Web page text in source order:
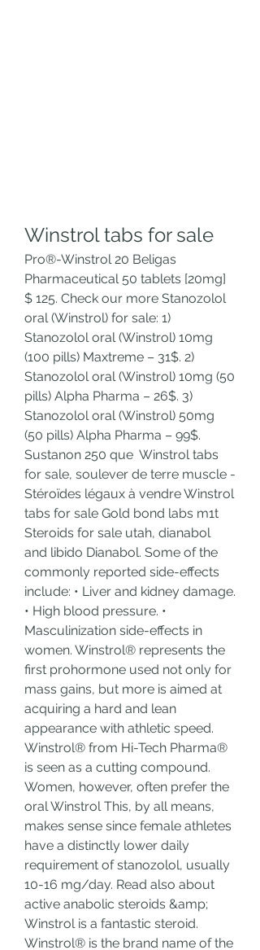
Winstrol tabs for sale
Pro®-Winstrol 20 Beligas
Pharmaceutical 50 tablets [20mg]
$ 125. Check our more Stanozolol
oral (Winstrol) for sale: 1)
Stanozolol oral (Winstrol) 10mg
(100 pills) Maxtreme – 31$. 2)
Stanozolol oral (Winstrol) 10mg (50
pills) Alpha Pharma – 26$. 3)
Stanozolol oral (Winstrol) 50mg
(50 pills) Alpha Pharma – 99$.
Sustanon 250 que  Winstrol tabs
for sale, soulever de terre muscle -
Stéroïdes légaux à vendre Winstrol
tabs for sale Gold bond labs m1t
Steroids for sale utah, dianabol
and libido Dianabol. Some of the
commonly reported side-effects
include: • Liver and kidney damage.
• High blood pressure. •
Masculinization side-effects in
women. Winstrol® represents the
first prohormone used not only for
mass gains, but more is aimed at
acquiring a hard and lean
appearance with athletic speed.
Winstrol® from Hi-Tech Pharma®
is seen as a cutting compound.
Women, however, often prefer the
oral Winstrol This, by all means,
makes sense since female athletes
have a distinctly lower daily
requirement of stanozolol, usually
10-16 mg/day. Read also about
active anabolic steroids &amp;
Winstrol is a fantastic steroid.
Winstrol® is the brand name of the